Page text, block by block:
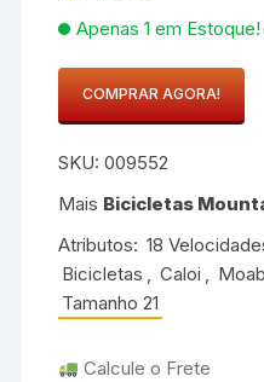
Apenas 1 em
Moab
2021
quantidade
COMPRAR AGORA!
SKU:009552
Mais Bicicletas
Atributos: 18
Bicicletas , Caloi , Moab
Tamanho 21
Calcule o Frete